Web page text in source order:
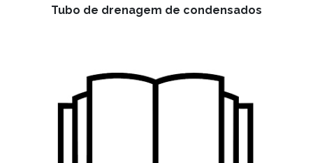
Tubo de drenagem de condensados